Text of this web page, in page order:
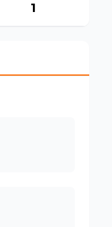
1